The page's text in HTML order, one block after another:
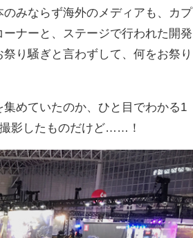
みならず海外のメディアも、カプ
ナーと、ステージで行われた開発
り騒ぎと言わずして、何をお祭り
めていたのか、ひと目でわかる1
影したものだけど……！